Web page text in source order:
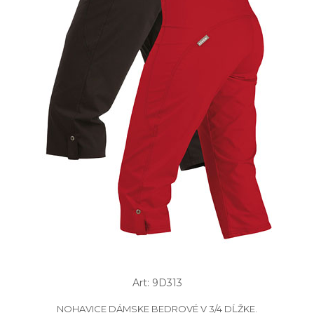
Art: 9D313
NOHAVICE DÁMSKE BEDROVÉ V 3/4 DĹŽKE.